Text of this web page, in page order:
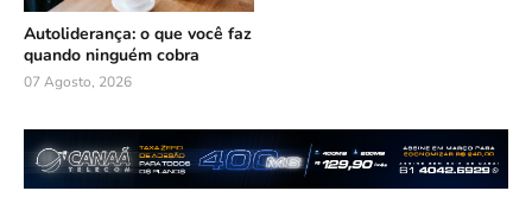
Autoliderança: o que você faz
quando ninguém cobra
07 Agosto, 2026